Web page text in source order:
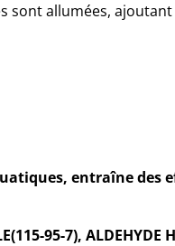
sont allumées,
entraîne des
95-7), ALDEHYDE